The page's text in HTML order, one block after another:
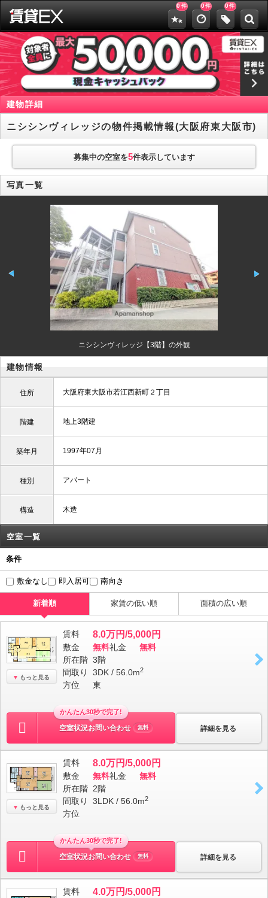
0 件 0件 0件
建物詳細
ニシシンヴィレッジの物件掲載情報(大阪府東大阪市)
募集中の空室を5件表示しています
写真一覧
ニシシンヴィレッジ【3階】の外観
建物情報
住所 大阪府東大阪市若江西新町２丁目
階建 地上3階建
築年月 1997年07月
種別 アパート
構造 木造
空室一覧
条件
敷金なし 即入居可 南向き
新着順 家賃の低い順 面積の広い順
もっと見る
賃料 8.0万円/5,000円
敷金 無料礼金
無料
所在階 3階
間取り
3DK / 56.0m2
方位 東
詳細を見る
かんたん30秒で完了!
空室状況お問い合わせ 無料
もっと見る
賃料 8.0万円/5,000円
敷金 無料礼金
無料
所在階 2階
間取り
3LDK / 56.0m2
方位
詳細を見る
かんたん30秒で完了!
空室状況お問い合わせ 無料
賃料 4.0万円/5,000円